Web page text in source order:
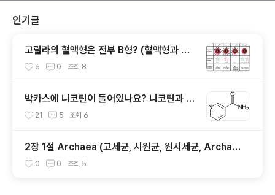
인기글
고릴라의 혈액형은 전부 B형? (혈액형과 당
생물학)
6 0 조회 8
박카스에 니코틴이 들어있나요? 니코틴과 니
코틴산아미드
21 5 조회 6
2장 1절 Archaea (고세균, 시원균, 원시세균, Archae
bacteria)
0 0 조회 5